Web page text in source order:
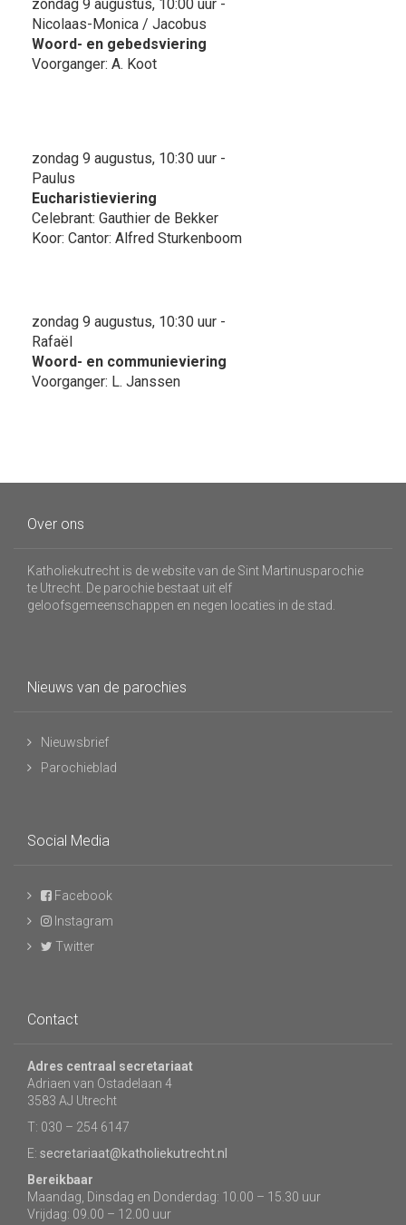
zondag 9 augustus, 10:00 uur -
Nicolaas-Monica / Jacobus
Woord- en gebedsviering
Voorganger: A. Koot
zondag 9 augustus, 10:30 uur -
Paulus
Eucharistieviering
Celebrant: Gauthier de Bekker
Koor: Cantor: Alfred Sturkenboom
zondag 9 augustus, 10:30 uur -
Rafaël
Woord- en communieviering
Voorganger: L. Janssen
Over ons
Katholiekutrecht is de website van de Sint Martinusparochie
te Utrecht. De parochie bestaat uit elf
geloofsgemeenschappen en negen locaties in de stad.
Nieuws van de parochies
Nieuwsbrief
Parochieblad
Social Media
Facebook
Instagram
Twitter
Contact
Adres centraal secretariaat
Adriaen van Ostadelaan 4
3583 AJ Utrecht
T: 030 – 254 6147
E: secretariaat@katholiekutrecht.nl
Bereikbaar
Maandag, Dinsdag en Donderdag: 10.00 – 15.30 uur
Vrijdag: 09.00 – 12.00 uur